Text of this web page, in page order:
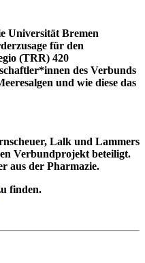
Universität Bremen
für den
(TRR) 420
des Verbunds
und wie diese das
Lalk und Lammers
Verbundprojekt beteiligt.
aus der Pharmazie.
finden.